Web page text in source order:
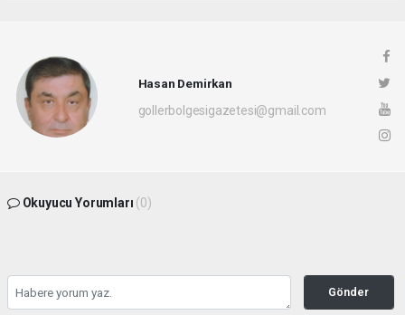
Hasan Demirkan
gollerbolgesigazetesi@gmail.com
Okuyucu Yorumları (0)
Gönder